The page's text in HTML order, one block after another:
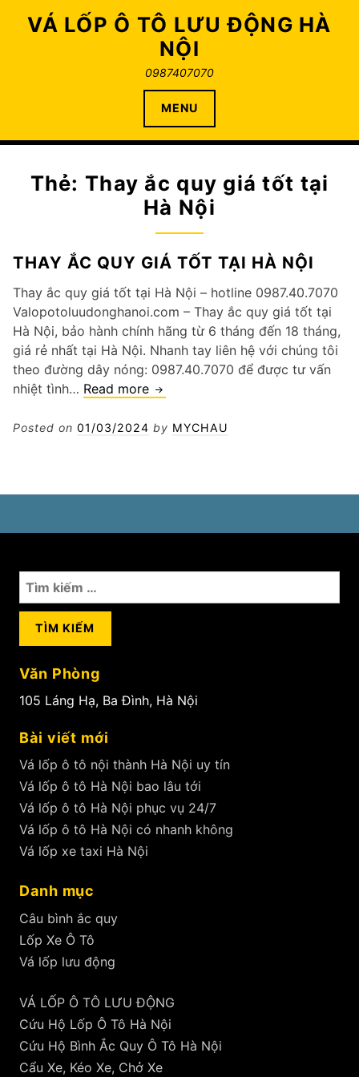
VÁ LỐP Ô TÔ LƯU ĐỘNG HÀ
NỘI
0987407070
MENU
Thẻ: Thay ắc quy giá tốt tại
Hà Nội
THAY ẮC QUY GIÁ TỐT TẠI HÀ NỘI
Thay ắc quy giá tốt tại Hà Nội – hotline 0987.40.7070
Valopotoluudonghanoi.com – Thay ắc quy giá tốt tại
Hà Nội, bảo hành chính hãng từ 6 tháng đến 18 tháng,
giá rẻ nhất tại Hà Nội. Nhanh tay liên hệ với chúng tôi
theo đường dây nóng: 0987.40.7070 để được tư vấn
nhiệt tình… Read more Thay
quy
Posted on 01/03/2024 by MYCHAU
Tìm
kiếm
cho:
Văn Phòng
105 Láng Hạ, Ba Đình, Hà Nội
Bài viết mới
Vá lốp ô tô nội thành Hà Nội uy tín
Vá lốp ô tô Hà Nội bao lâu tới
Vá lốp ô tô Hà Nội phục vụ 24/7
Vá lốp ô tô Hà Nội có nhanh không
Vá lốp xe taxi Hà Nội
Danh mục
Câu bình ắc quy
Lốp Xe Ô Tô
Vá lốp lưu động
VÁ LỐP Ô TÔ LƯU ĐỘNG
Cứu Hộ Lốp Ô Tô Hà Nội
Cứu Hộ Bình Ắc Quy Ô Tô Hà Nội
Cẩu Xe, Kéo Xe, Chở Xe